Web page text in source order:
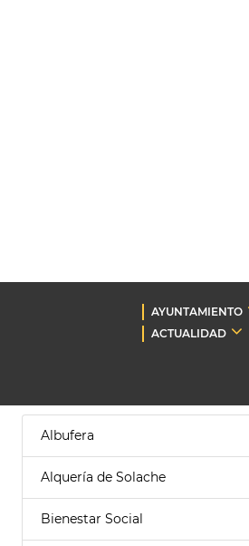
AYUNTAMIENTO
ACTUALIDAD
Albufera
Alquería de Solache
Bienestar Social